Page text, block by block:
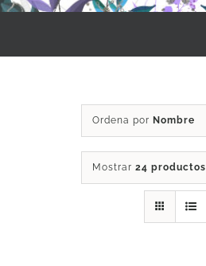
SERVICIOS
Ordena por Nombre
Mostrar 24 productos